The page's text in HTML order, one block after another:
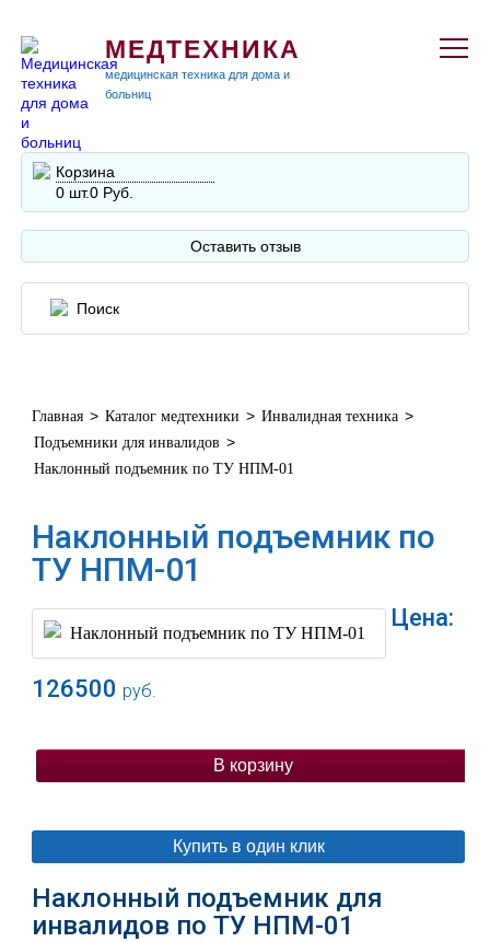
МЕДТЕХНИКА
медицинская техника для дома и
больниц
Корзина
0 шт.0 Руб.
Оставить отзыв
Главная > Каталог медтехники > Инвалидная техника >
Подъемники для инвалидов >
Наклонный подъемник по ТУ НПМ-01
Наклонный подъемник по
ТУ НПМ-01
Цена:
126500 руб.
В корзину
Купить в один клик
Наклонный подъемник для
инвалидов по ТУ НПМ-01